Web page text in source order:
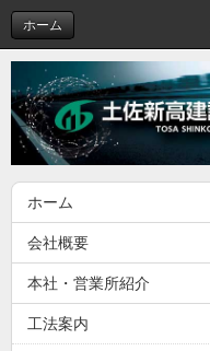
ホーム
ホーム
会社概要
本社・営業所紹介
工法案内